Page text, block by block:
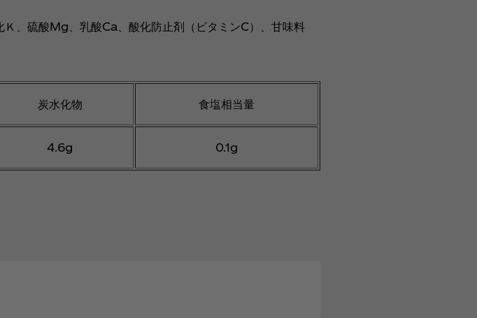
、硫酸Mg、乳酸Ca、酸化防止剤（ビタミンC）、甘味料
炭水化物 食塩相当量
4.6g 0.1g